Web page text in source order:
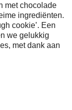
met chocolade
ingrediënten.
cookie’. Een
we gelukkig
met dank aan